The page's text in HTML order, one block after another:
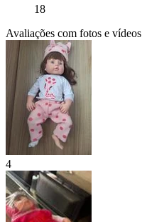
18
Avaliações com fotos e vídeos
4